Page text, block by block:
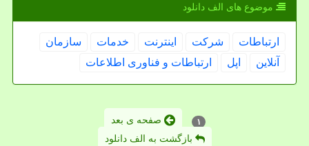
موضوع های الف دانلود
ارتباطات شركت اینترنت خدمات
سازمان
آنلاین
اپل ارتباطات و فناوری اطلاعات
۱
صفحه ی بعد
بازگشت به الف دانلود